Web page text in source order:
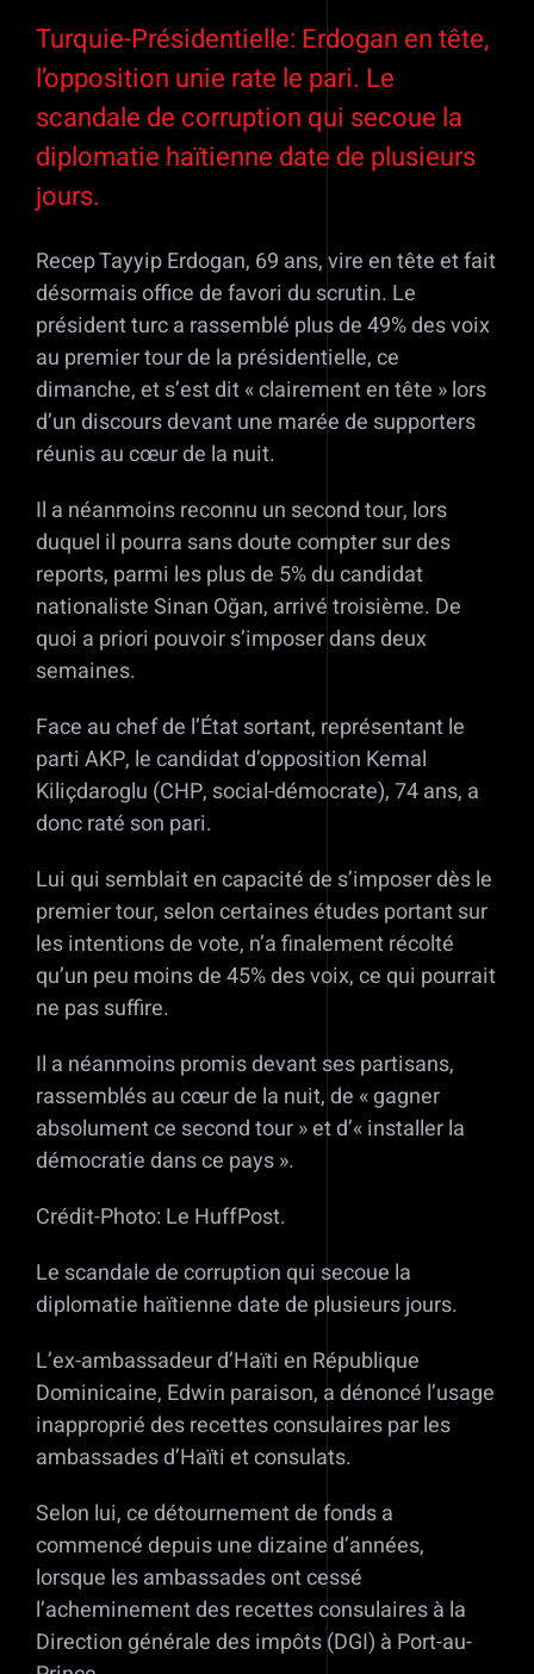
Turquie-Présidentielle: Erdogan en tête,
l’opposition unie rate le pari. Le
scandale de corruption qui secoue la
diplomatie haïtienne date de plusieurs
jours.
Recep Tayyip Erdogan, 69 ans, vire en tête et fait
désormais office de favori du scrutin. Le
président turc a rassemblé plus de 49% des voix
au premier tour de la présidentielle, ce
dimanche, et s’est dit « clairement en tête » lors
d’un discours devant une marée de supporters
réunis au cœur de la nuit.
Il a néanmoins reconnu un second tour, lors
duquel il pourra sans doute compter sur des
reports, parmi les plus de 5% du candidat
nationaliste Sinan Oğan, arrivé troisième. De
quoi a priori pouvoir s’imposer dans deux
semaines.
Face au chef de l’État sortant, représentant le
parti AKP, le candidat d’opposition Kemal
Kiliçdaroglu (CHP, social-démocrate), 74 ans, a
donc raté son pari.
Lui qui semblait en capacité de s’imposer dès le
premier tour, selon certaines études portant sur
les intentions de vote, n’a finalement récolté
qu’un peu moins de 45% des voix, ce qui pourrait
ne pas suffire.
Il a néanmoins promis devant ses partisans,
rassemblés au cœur de la nuit, de « gagner
absolument ce second tour » et d’« installer la
démocratie dans ce pays ».
Crédit-Photo: Le HuffPost.
Le scandale de corruption qui secoue la
diplomatie haïtienne date de plusieurs jours.
L’ex-ambassadeur d’Haïti en République
Dominicaine, Edwin paraison, a dénoncé l’usage
inapproprié des recettes consulaires par les
ambassades d’Haïti et consulats.
Selon lui, ce détournement de fonds a
commencé depuis une dizaine d’années,
lorsque les ambassades ont cessé
l’acheminement des recettes consulaires à la
Direction générale des impôts (DGI) à Port-au-